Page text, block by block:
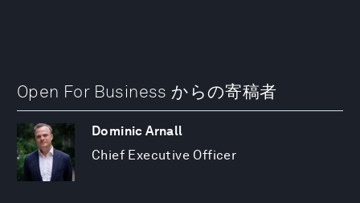
Open For Business からの寄稿者
Dominic Arnall
Chief Executive Officer